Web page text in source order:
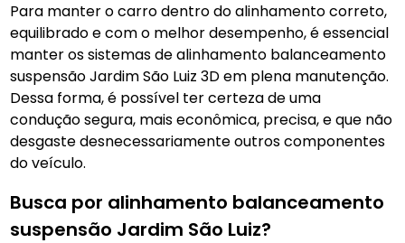
Para manter o carro dentro do alinhamento correto,
equilibrado e com o melhor desempenho, é essencial
manter os sistemas de alinhamento balanceamento
suspensão Jardim São Luiz 3D em plena manutenção.
Dessa forma, é possível ter certeza de uma
condução segura, mais econômica, precisa, e que não
desgaste desnecessariamente outros componentes
do veículo.
Busca por alinhamento balanceamento
suspensão Jardim São Luiz?